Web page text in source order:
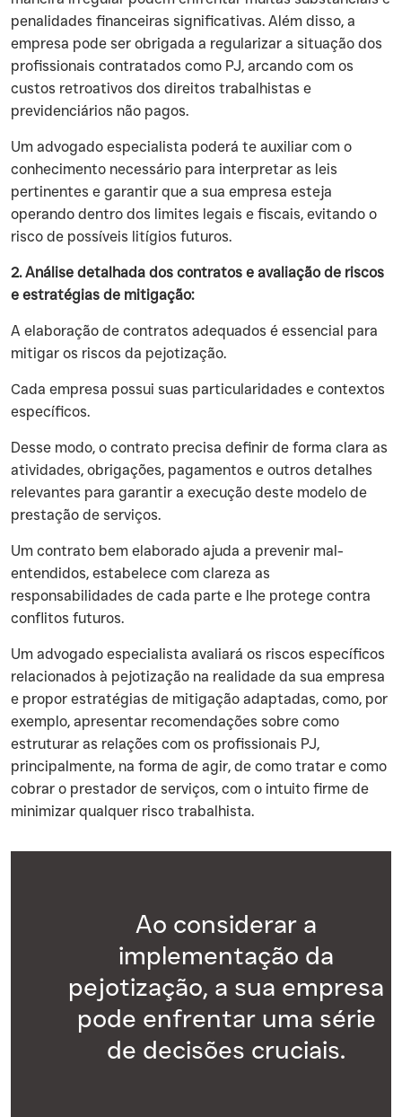
penalidades financeiras significativas. Além disso, a
empresa pode ser obrigada a regularizar a situação dos
profissionais contratados como PJ, arcando com os
custos retroativos dos direitos trabalhistas e
previdenciários não pagos.
‍Um advogado especialista poderá te auxiliar com o
conhecimento necessário para interpretar as leis
pertinentes e garantir que a sua empresa esteja
operando dentro dos limites legais e fiscais, evitando o
risco de possíveis litígios futuros.
2. Análise detalhada dos contratos e avaliação de riscos
e estratégias de mitigação:
‍A elaboração de contratos adequados é essencial para
mitigar os riscos da pejotização.
‍Cada empresa possui suas particularidades e contextos
específicos.
‍Desse modo, o contrato precisa definir de forma clara as
atividades, obrigações, pagamentos e outros detalhes
relevantes para garantir a execução deste modelo de
prestação de serviços.
‍Um contrato bem elaborado ajuda a prevenir mal-
entendidos, estabelece com clareza as
responsabilidades de cada parte e lhe protege contra
conflitos futuros.
‍Um advogado especialista avaliará os riscos específicos
relacionados à pejotização na realidade da sua empresa
e propor estratégias de mitigação adaptadas, como, por
exemplo, apresentar recomendações sobre como
estruturar as relações com os profissionais PJ,
principalmente, na forma de agir, de como tratar e como
cobrar o prestador de serviços, com o intuito firme de
minimizar qualquer risco trabalhista.
Ao considerar a
implementação da
pejotização, a sua empresa
pode enfrentar uma série
de decisões cruciais.